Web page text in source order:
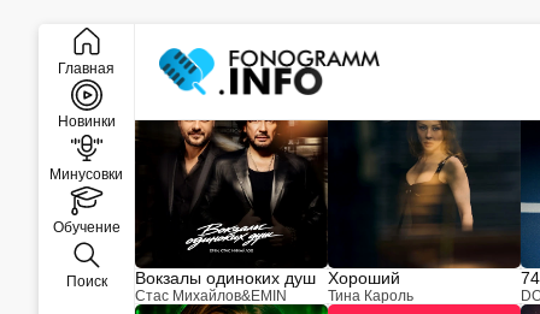
Главная
Новинки
Минусовки
Обучение
Поиск
Закрыть
Новинки музыки
Вокзалы одиноких душ
Стас Михайлов&EMIN
Хороший
Тина Кароль